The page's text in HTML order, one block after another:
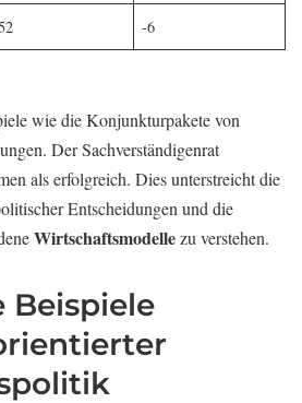
-6
wie die Konjunkturpakete von
Der Sachverständigenrat
als erfolgreich. Dies unterstreicht die
Entscheidungen und die
Wirtschaftsmodellezu verstehen.
Beispiele